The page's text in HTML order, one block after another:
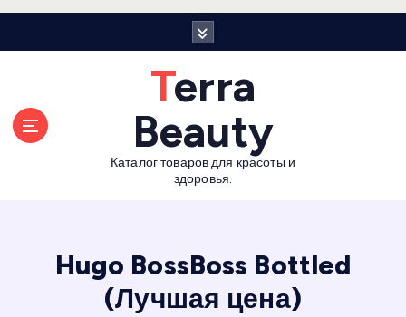
Terra
Beauty
Каталог товаров для красоты и
здоровья.
Hugo BossBoss Bottled
(Лучшая цена)